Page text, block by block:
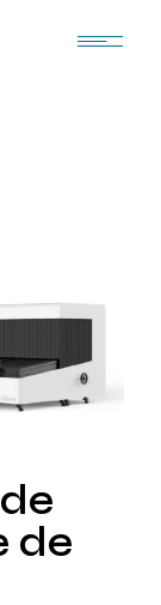
de